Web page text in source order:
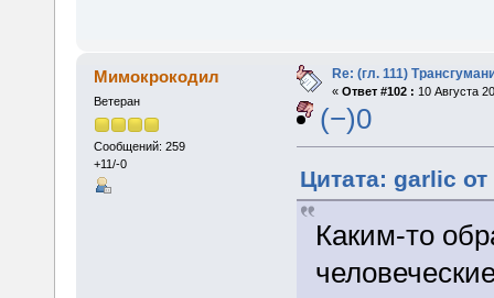
Мимокрокодил
Ветеран
Сообщений: 259
+11/-0
Re: (гл. 111)
« Ответ #102 : 10 Августа
(−)0
Цитата: garlic от
Каким-то